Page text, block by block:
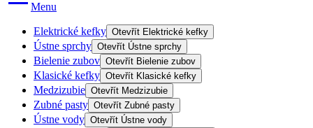
Menu
Elektrické kefky Otevřít Elektrické kefky
Ústne sprchy Otevřít Ústne sprchy
Bielenie zubov Otevřít Bielenie zubov
Klasické kefky Otevřít Klasické kefky
Medzizubie Otevřít Medzizubie
Zubné pasty Otevřít Zubné pasty
Ústne vody Otevřít Ústne vody